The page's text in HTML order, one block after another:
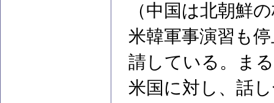
（中国は北朝鮮
米韓軍事演習も
請している。ま
米国に対し、話